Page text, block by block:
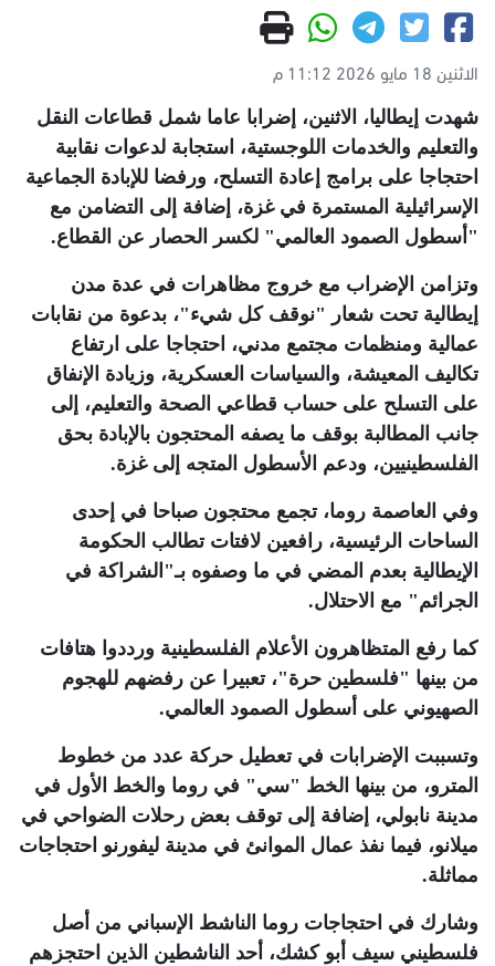
الاثنين 18 مايو 2026 11:12 م
شهدت إيطاليا، الاثنين، إضرابا عاما شمل قطاعات النقل
والتعليم والخدمات اللوجستية، استجابة لدعوات نقابية
احتجاجا على برامج إعادة التسلح، ورفضا للإبادة الجماعية
الإسرائيلية المستمرة في غزة، إضافة إلى التضامن مع
"أسطول الصمود العالمي" لكسر الحصار عن القطاع.
وتزامن الإضراب مع خروج مظاهرات في عدة مدن
إيطالية تحت شعار "نوقف كل شيء"، بدعوة من نقابات
عمالية ومنظمات مجتمع مدني، احتجاجا على ارتفاع
تكاليف المعيشة، والسياسات العسكرية، وزيادة الإنفاق
على التسلح على حساب قطاعي الصحة والتعليم، إلى
جانب المطالبة بوقف ما يصفه المحتجون بالإبادة بحق
الفلسطينيين، ودعم الأسطول المتجه إلى غزة.
وفي العاصمة روما، تجمع محتجون صباحا في إحدى
الساحات الرئيسية، رافعين لافتات تطالب الحكومة
الإيطالية بعدم المضي في ما وصفوه بـ"الشراكة في
الجرائم" مع الاحتلال.
كما رفع المتظاهرون الأعلام الفلسطينية ورددوا هتافات
من بينها "فلسطين حرة"، تعبيرا عن رفضهم للهجوم
الصهيوني على أسطول الصمود العالمي.
وتسببت الإضرابات في تعطيل حركة عدد من خطوط
المترو، من بينها الخط "سي" في روما والخط الأول في
مدينة نابولي، إضافة إلى توقف بعض رحلات الضواحي في
ميلانو، فيما نفذ عمال الموانئ في مدينة ليفورنو احتجاجات
مماثلة.
وشارك في احتجاجات روما الناشط الإسباني من أصل
فلسطيني سيف أبو كشك، أحد الناشطين الذين احتجزهم